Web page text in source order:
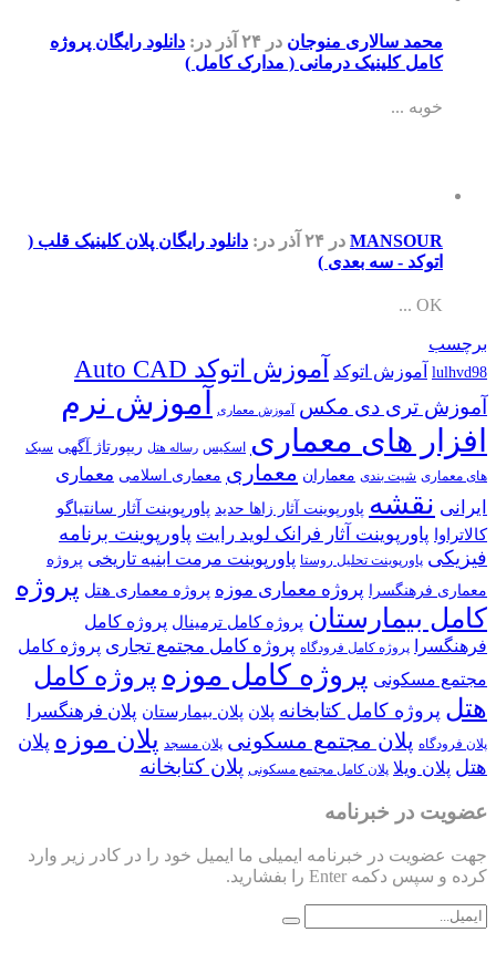
محمد سالاری منوجان در ۲۴ آذر در: دانلود رایگان پروژه
کامل کلینیک درمانی ( مدارک کامل )
خوبه ...
MANSOUR در ۲۴ آذر در: دانلود رایگان پلان کلینیک قلب (
اتوکد - سه بعدی )
OK ...
برچسب
lulhvd98 آموزش اتوکد آموزش اتوکد Auto CAD
آموزش تری دی مکس آموزش معماری
آموزش نرم
افزار های معماری اسکیس رساله هتل ریپورتاژ آگهی سبک
های معماری شیت بندی معماران معماری معماری اسلامی معماری
ایرانی نقشه پاورپوینت آثار زاها حدید پاورپوینت آثار سانتیاگو
کالاتراوا
پاورپوینت آثار فرانک لوید رایت پاورپوینت برنامه
فیزیکی پاورپوینت تحلیل روستا پاورپوینت مرمت ابنیه تاریخی پروژه
معماری فرهنگسرا
پروژه معماری موزه پروژه معماری هتل پروژه
کامل بیمارستان پروژه کامل ترمینال پروژه کامل
فرهنگسرا
پروژه کامل فرودگاه پروژه کامل مجتمع تجاری پروژه کامل
مجتمع مسکونی پروژه کامل موزه پروژه کامل
هتل پروژه کامل کتابخانه پلان پلان بیمارستان پلان فرهنگسرا
پلان فرودگاه پلان مجتمع مسکونی پلان مسجد پلان موزه پلان
هتل پلان ویلا پلان کامل مجتمع مسکونی پلان کتابخانه
عضویت در خبرنامه
جهت عضویت در خبرنامه ایمیلی ما ایمیل خود را در کادر زیر وارد
کرده و سپس دکمه Enter را بفشارید.